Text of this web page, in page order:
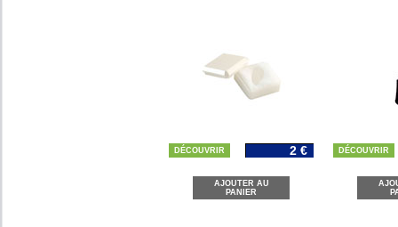
DÉCOUVRIR 2 €
AJOUTER AU
PANIER
DÉCOUVRIR